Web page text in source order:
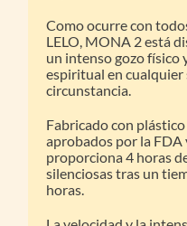
Como ocurre con
LELO, MONA 2 está
un intenso gozo físico
espiritual en
circunstancia.
Fabricado con
aprobados por la
proporciona 4 horas
silenciosas tras un
horas.